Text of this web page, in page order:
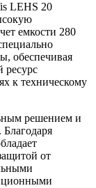
LEHS 20
емкости 280
обеспечивая
ресурс
к техническому
решением и
от